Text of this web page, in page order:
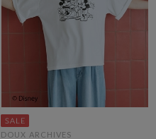
DOUX ARCHIVES